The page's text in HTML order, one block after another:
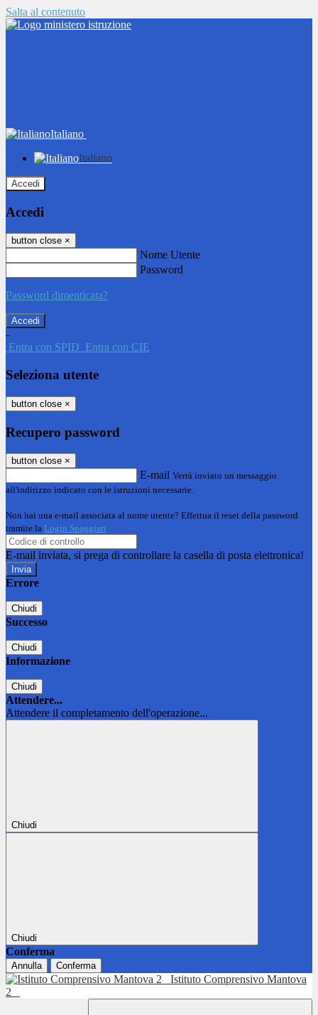
Salta al contenuto
Italiano
Italiano
Accedi
Accedi
button close ×
Nome Utente
Password
Password dimenticata?
-
Entra con SPID Entra con CIE
Seleziona utente
button close ×
Recupero password
button close ×
E-mail Verrà inviato un messaggio
all'indirizzo indicato con le istruzioni necessarie.
Non hai una e-mail associata al nome utente? Effettua il reset della password
tramite la Login Spaggiari
E-mail inviata, si prega di controllare la casella di posta elettronica!
Errore
Chiudi
Successo
Chiudi
Informazione
Chiudi
Attendere...
Attendere il completamento dell'operazione...
Chiudi
Chiudi
Conferma
Annulla Conferma
Istituto Comprensivo Mantova
2